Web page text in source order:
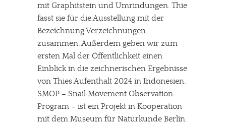
mit Graphitstein und Umrindungen. Thie
fasst sie für die Ausstellung mit der
Bezeichnung Verzeichnungen
zusammen. Außerdem geben wir zum
ersten Mal der Öffentlichkeit einen
Einblick in die zeichnerischen Ergebnisse
von Thies Aufenthalt 2024 in Indonesien.
SMOP – Snail Movement Observation
Program – ist ein Projekt in Kooperation
mit dem Museum für Naturkunde Berlin.